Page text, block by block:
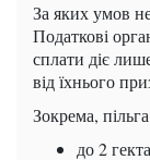
За яких умов
Податкові
сплати діє
від їхнього
Зокрема,
до 2